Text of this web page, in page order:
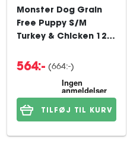
Monster Dog Grain
Free Puppy S/M
Turkey & Chicken 12
564:- (664:-)
TILFØJ TIL KURV